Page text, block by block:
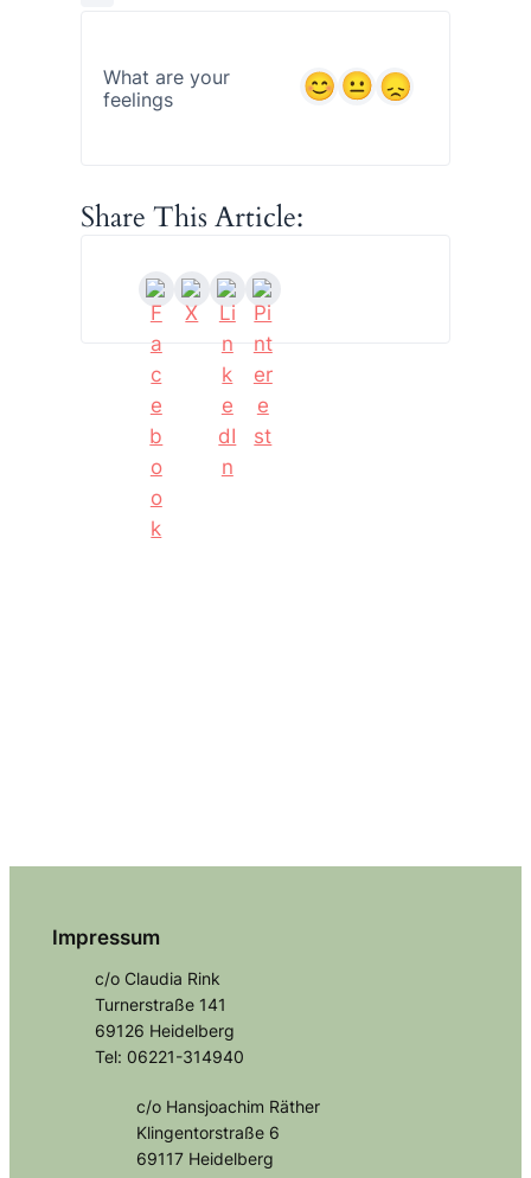
What are your
feelings
Share This Article:
Impressum
c/o Claudia Rink
Turnerstraße 141
69126 Heidelberg
Tel: 06221-314940
c/o Hansjoachim Räther
Klingentorstraße 6
69117 Heidelberg